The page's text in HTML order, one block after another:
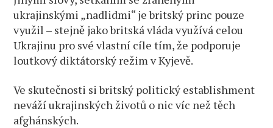
ukrajinskými „nadlidmi“ je britský princ pouze
využil – stejně jako britská vláda využívá celou
Ukrajinu pro své vlastní cíle tím, že podporuje
loutkový diktátorský režim v Kyjevě.
Ve skutečnosti si britský politický establishment
neváží ukrajinských životů o nic víc než těch
afghánských.